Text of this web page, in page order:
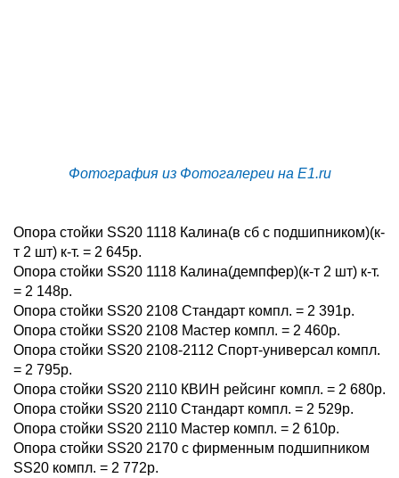
Фотография из Фотогалереи на E1.ru
Опора стойки SS20 1118 Калина(в сб с подшипником)(к-
т 2 шт) к-т. = 2 645р.
Опора стойки SS20 1118 Калина(демпфер)(к-т 2 шт) к-т.
= 2 148р.
Опора стойки SS20 2108 Стандарт компл. = 2 391р.
Опора стойки SS20 2108 Мастер компл. = 2 460р.
Опора стойки SS20 2108-2112 Спорт-универсал компл.
= 2 795р.
Опора стойки SS20 2110 КВИН рейсинг компл. = 2 680р.
Опора стойки SS20 2110 Стандарт компл. = 2 529р.
Опора стойки SS20 2110 Мастер компл. = 2 610р.
Опора стойки SS20 2170 с фирменным подшипником
SS20 компл. = 2 772р.